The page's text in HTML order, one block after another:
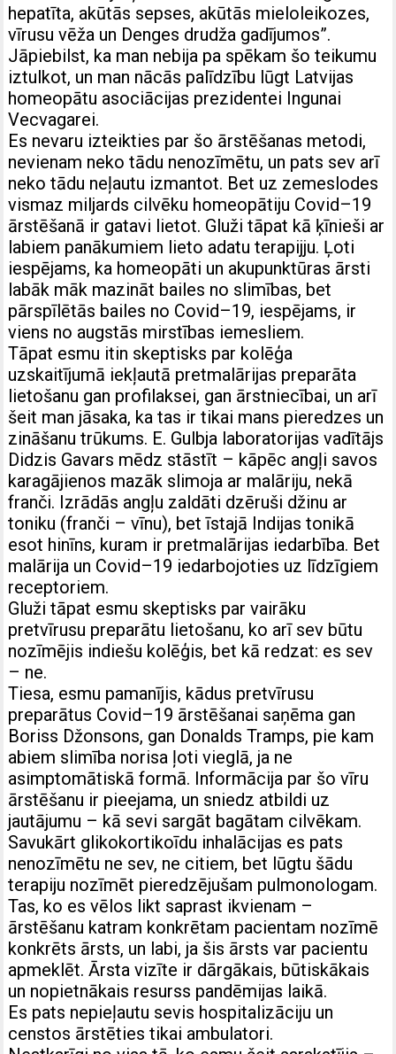
hepatīta, akūtās sepses, akūtās mieloleikozes,
vīrusu vēža un Denges drudža gadījumos”.
Jāpiebilst, ka man nebija pa spēkam šo teikumu
iztulkot, un man nācās palīdzību lūgt Latvijas
homeopātu asociācijas prezidentei Ingunai
Vecvagarei.
Es nevaru izteikties par šo ārstēšanas metodi,
nevienam neko tādu nenozīmētu, un pats sev arī
neko tādu neļautu izmantot. Bet uz zemeslodes
vismaz miljards cilvēku homeopātiju Covid–19
ārstēšanā ir gatavi lietot. Gluži tāpat kā ķīnieši ar
labiem panākumiem lieto adatu terapijju. Ļoti
iespējams, ka homeopāti un akupunktūras ārsti
labāk māk mazināt bailes no slimības, bet
pārspīlētās bailes no Covid–19, iespējams, ir
viens no augstās mirstības iemesliem.
Tāpat esmu itin skeptisks par kolēģa
uzskaitījumā iekļautā pretmalārijas preparāta
lietošanu gan profilaksei, gan ārstniecībai, un arī
šeit man jāsaka, ka tas ir tikai mans pieredzes un
zināšanu trūkums. E. Gulbja laboratorijas vadītājs
Didzis Gavars mēdz stāstīt – kāpēc angļi savos
karagājienos mazāk slimoja ar malāriju, nekā
franči. Izrādās angļu zaldāti dzēruši džinu ar
toniku (franči – vīnu), bet īstajā Indijas tonikā
esot hinīns, kuram ir pretmalārijas iedarbība. Bet
malārija un Covid–19 iedarbojoties uz līdzīgiem
receptoriem.
Gluži tāpat esmu skeptisks par vairāku
pretvīrusu preparātu lietošanu, ko arī sev būtu
nozīmējis indiešu kolēģis, bet kā redzat: es sev
– ne.
Tiesa, esmu pamanījis, kādus pretvīrusu
preparātus Covid–19 ārstēšanai saņēma gan
Boriss Džonsons, gan Donalds Tramps, pie kam
abiem slimība norisa ļoti vieglā, ja ne
asimptomātiskā formā. Informācija par šo vīru
ārstēšanu ir pieejama, un sniedz atbildi uz
jautājumu – kā sevi sargāt bagātam cilvēkam.
Savukārt glikokortikoīdu inhalācijas es pats
nenozīmētu ne sev, ne citiem, bet lūgtu šādu
terapiju nozīmēt pieredzējušam pulmonologam.
Tas, ko es vēlos likt saprast ikvienam –
ārstēšanu katram konkrētam pacientam nozīmē
konkrēts ārsts, un labi, ja šis ārsts var pacientu
apmeklēt. Ārsta vizīte ir dārgākais, būtiskākais
un nopietnākais resurss pandēmijas laikā.
Es pats nepieļautu sevis hospitalizāciju un
censtos ārstēties tikai ambulatori.